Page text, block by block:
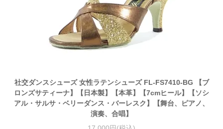
社交ダンスシューズ 女性ラテンシューズ FL-FS7410-BG 【ブ
ロンズサティーナ】【日本製】【本革】【7cmヒール】【ソシ
アル・サルサ・ベリーダンス・バーレスク】【舞台、ピアノ、
演奏、合唱】